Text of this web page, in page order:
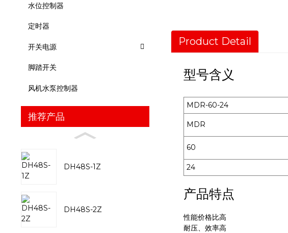
水位控制器
定时器
开关电源
脚踏开关
风机水泵控制器
推荐产品
DH48S-1Z
DH48S-2Z
Product Detail
型号含义
MDR-60-24
MDR
60
24
产品特点
性能价格比高
耐压、效率高